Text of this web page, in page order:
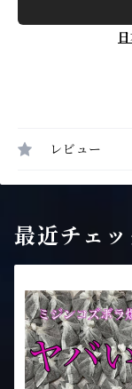
レビュー
最近チェ